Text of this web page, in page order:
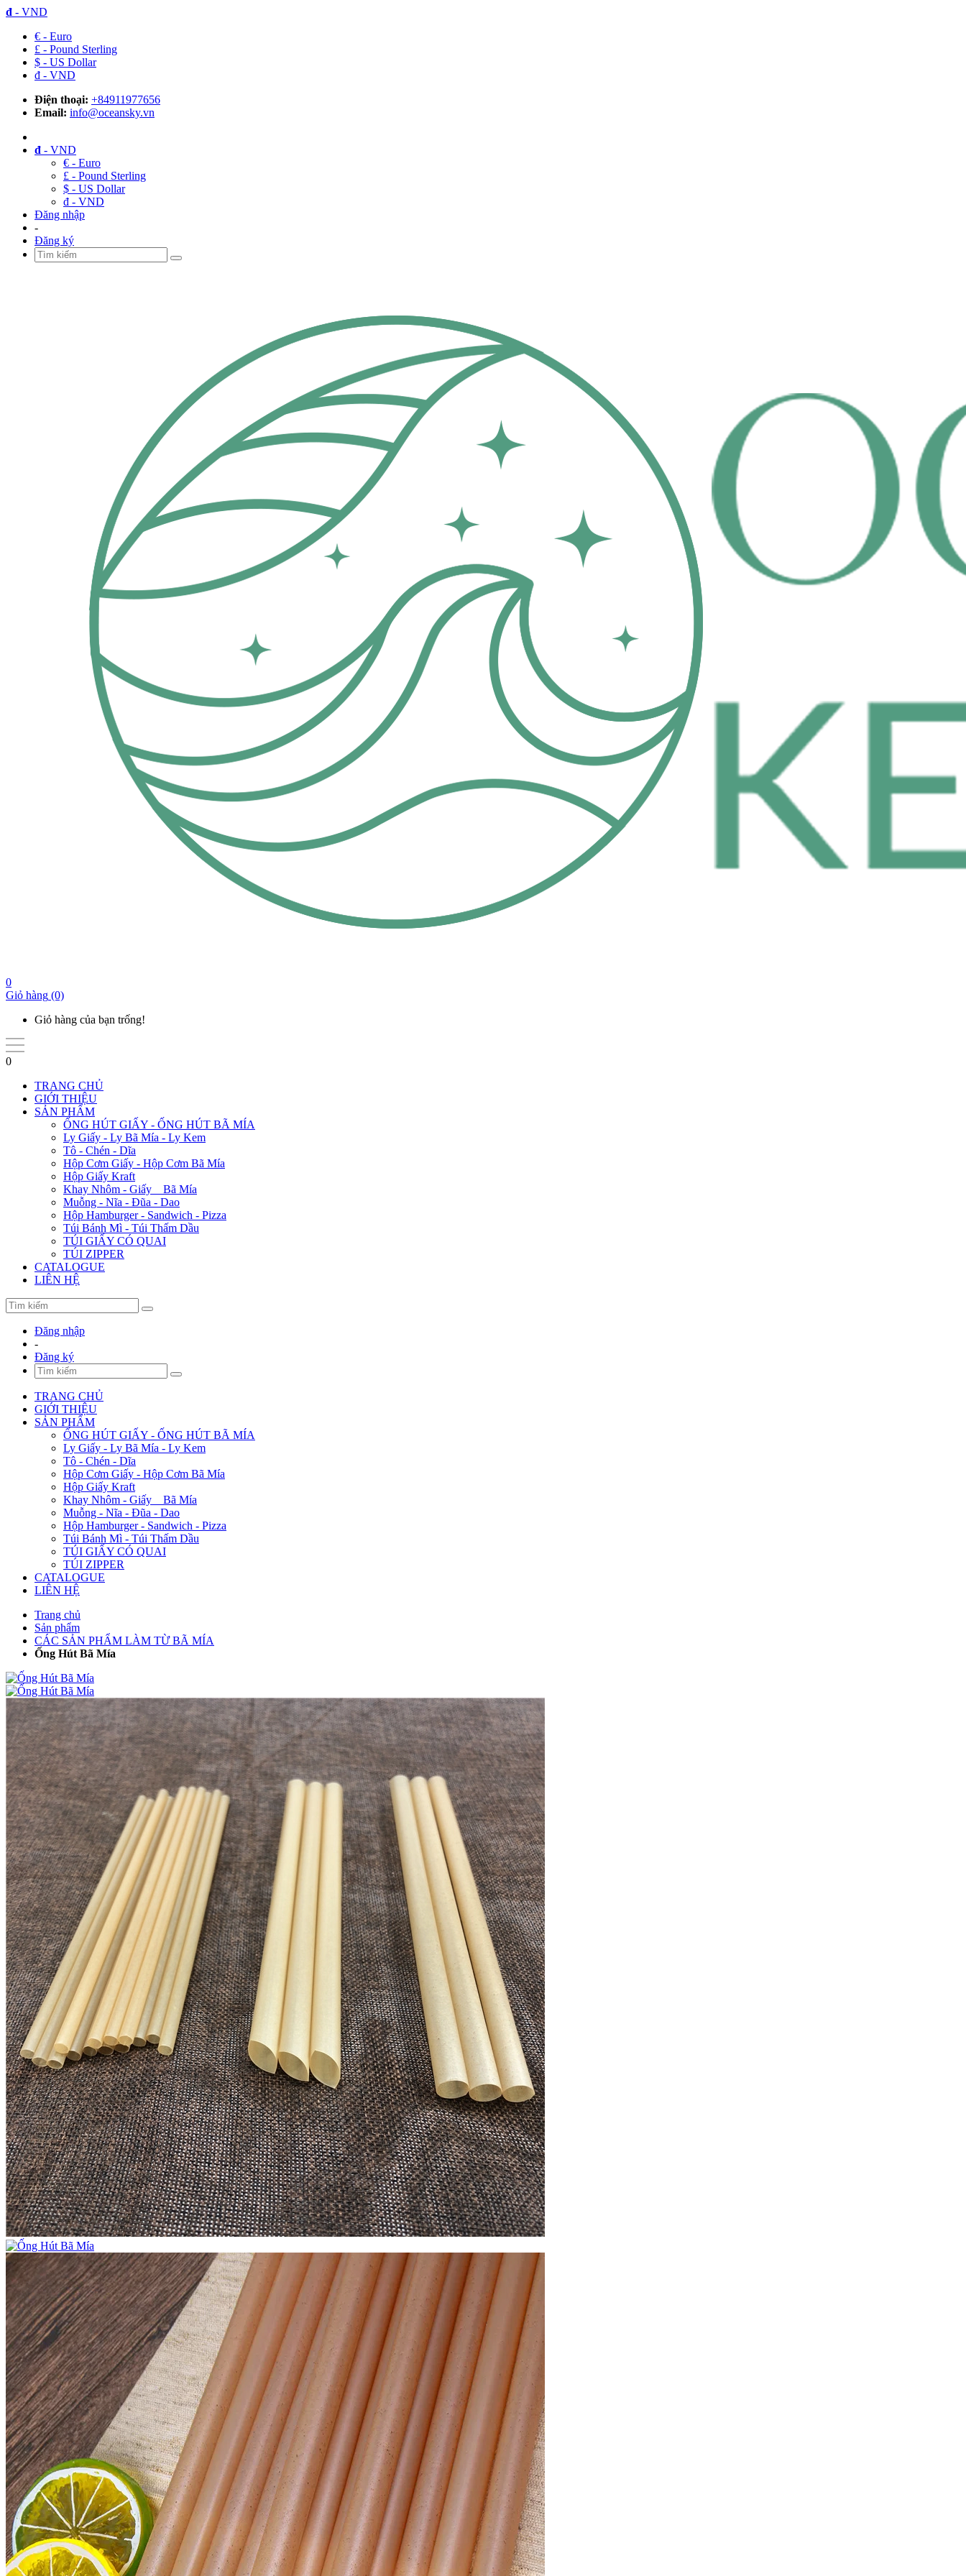
đ - VND
€ - Euro
£ - Pound Sterling
$ - US Dollar
đ - VND
Điện thoại: +84911977656
Email: info@oceansky.vn
đ - VND
€ - Euro
£ - Pound Sterling
$ - US Dollar
đ - VND
Đăng nhập
-
Đăng ký
0
Giỏ hàng (0)
Giỏ hàng của bạn trống!
0
TRANG CHỦ
GIỚI THIỆU
SẢN PHẨM
ỐNG HÚT GIẤY - ỐNG HÚT BÃ MÍA
Ly Giấy - Ly Bã Mía - Ly Kem
Tô - Chén - Dĩa
Hộp Cơm Giấy - Hộp Cơm Bã Mía
Hộp Giấy Kraft
Khay Nhôm - Giấy _ Bã Mía
Muỗng - Nĩa - Đũa - Dao
Hộp Hamburger - Sandwich - Pizza
Túi Bánh Mì - Túi Thấm Dầu
TÚI GIẤY CÓ QUAI
TÚI ZIPPER
CATALOGUE
LIÊN HỆ
Đăng nhập
-
Đăng ký
TRANG CHỦ
GIỚI THIỆU
SẢN PHẨM
ỐNG HÚT GIẤY - ỐNG HÚT BÃ MÍA
Ly Giấy - Ly Bã Mía - Ly Kem
Tô - Chén - Dĩa
Hộp Cơm Giấy - Hộp Cơm Bã Mía
Hộp Giấy Kraft
Khay Nhôm - Giấy _ Bã Mía
Muỗng - Nĩa - Đũa - Dao
Hộp Hamburger - Sandwich - Pizza
Túi Bánh Mì - Túi Thấm Dầu
TÚI GIẤY CÓ QUAI
TÚI ZIPPER
CATALOGUE
LIÊN HỆ
Trang chủ
Sản phẩm
CÁC SẢN PHẨM LÀM TỪ BÃ MÍA
Ống Hút Bã Mía